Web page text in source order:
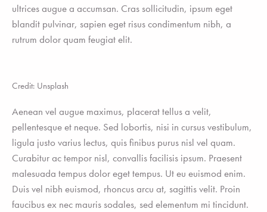
ultrices augue a accumsan. Cras sollicitudin, ipsum eget
blandit pulvinar, sapien eget risus condimentum nibh, a
rutrum dolor quam feugiat elit.
Credit: Unsplash
Aenean vel augue maximus, placerat tellus a velit,
pellentesque et neque. Sed lobortis, nisi in cursus vestibulum,
ligula justo varius lectus, quis finibus purus nisl vel quam.
Curabitur ac tempor nisl, convallis facilisis ipsum. Praesent
malesuada tempus dolor eget tempus. Ut eu euismod enim.
Duis vel nibh euismod, rhoncus arcu at, sagittis velit. Proin
faucibus ex nec mauris sodales, sed elementum mi tincidunt.